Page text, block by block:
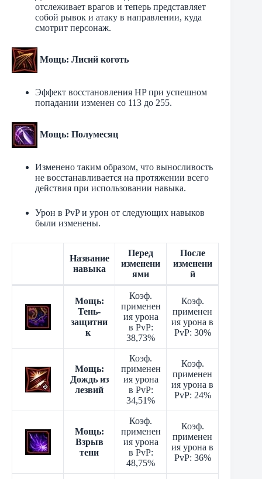
отслеживает врагов и теперь представляет
собой рывок и атаку в направлении, куда
смотрит персонаж.
Мощь: Лисий коготь
Эффект восстановления HP при успешном
попадании изменен со 113 до 255.
Мощь: Полумесяц
Изменено таким образом, что выносливость
не восстанавливается на протяжении всего
действия при использовании навыка.
Урон в PvP и урон от следующих навыков
были изменены.
Название
навыка
Перед
изменени
ями
После
изменени
й
Мощь:
Тень-
защитни
к
Коэф.
применен
ия урона
в PvP:
38,73%
Коэф.
применен
ия урона в
PvP: 30%
Мощь:
Дождь из
лезвий
Коэф.
применен
ия урона
в PvP:
34,51%
Коэф.
применен
ия урона в
PvP: 24%
Мощь:
Взрыв
тени
Коэф.
применен
ия урона
в PvP:
48,75%
Коэф.
применен
ия урона в
PvP: 36%